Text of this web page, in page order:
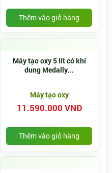
Thêm vào giỏ hàng
Máy tạo oxy 5 lít có khí
dung Medally...
Máy tạo oxy
11.590.000 VNĐ
Thêm vào giỏ hàng